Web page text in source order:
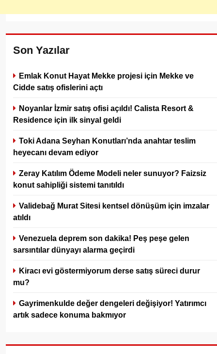
Son Yazılar
Emlak Konut Hayat Mekke projesi için Mekke ve
Cidde satış ofislerini açtı
Noyanlar İzmir satış ofisi açıldı! Calista Resort &
Residence için ilk sinyal geldi
Toki Adana Seyhan Konutları’nda anahtar teslim
heyecanı devam ediyor
Zeray Katılım Ödeme Modeli neler sunuyor? Faizsiz
konut sahipliği sistemi tanıtıldı
Validebağ Murat Sitesi kentsel dönüşüm için imzalar
atıldı
Venezuela deprem son dakika! Peş peşe gelen
sarsıntılar dünyayı alarma geçirdi
Kiracı evi göstermiyorum derse satış süreci durur
mu?
Gayrimenkulde değer dengeleri değişiyor! Yatırımcı
artık sadece konuma bakmıyor